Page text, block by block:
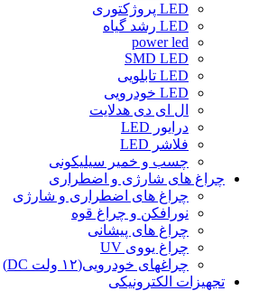
LED پروژکتوری
LED رشد گیاه
power led
SMD LED
LED تابلویی
LED خودرویی
ال ای دی هدلایت
درایور LED
فلاشر LED
چسب و خمیر سیلیکونی
چراغ های شارژی و اضطراری
چراغ های اضطراری و شارژی
نورافکن و چراغ قوه
چراغ های پیشانی
چراغ یووی UV
چراغهای خودرویی(۱۲ ولت DC)
تجهیزات الکترونیکی